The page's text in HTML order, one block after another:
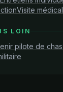
Visite
LOIN
pilote de